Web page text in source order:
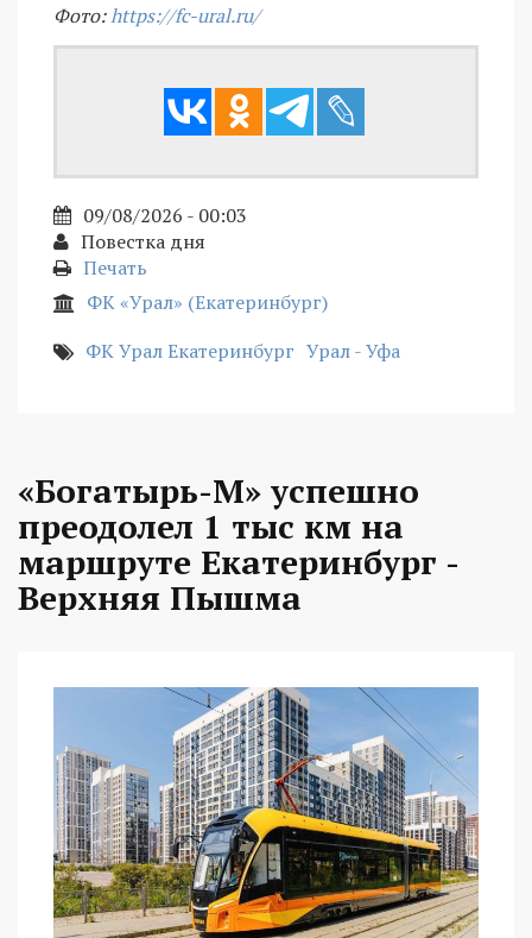
Фото:https://fc-ural.ru/
09/08/2026 - 00:03
Повестка дня
Печать
ФК «Урал» (Екатеринбург)
ФК Урал Екатеринбург Урал - Уфа
«Богатырь-М» успешно
преодолел 1 тыс км на
маршруте Екатеринбург -
Верхняя Пышма